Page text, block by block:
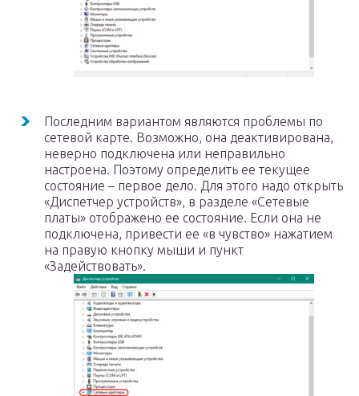
Последним вариантом являются проблемы по
сетевой карте. Возможно, она деактивирована,
неверно подключена или неправильно
настроена. Поэтому определить ее текущее
состояние – первое дело. Для этого надо открыть
«Диспетчер устройств», в разделе «Сетевые
платы» отображено ее состояние. Если она не
подключена, привести ее «в чувство» нажатием
на правую кнопку мыши и пункт
«Задействовать».